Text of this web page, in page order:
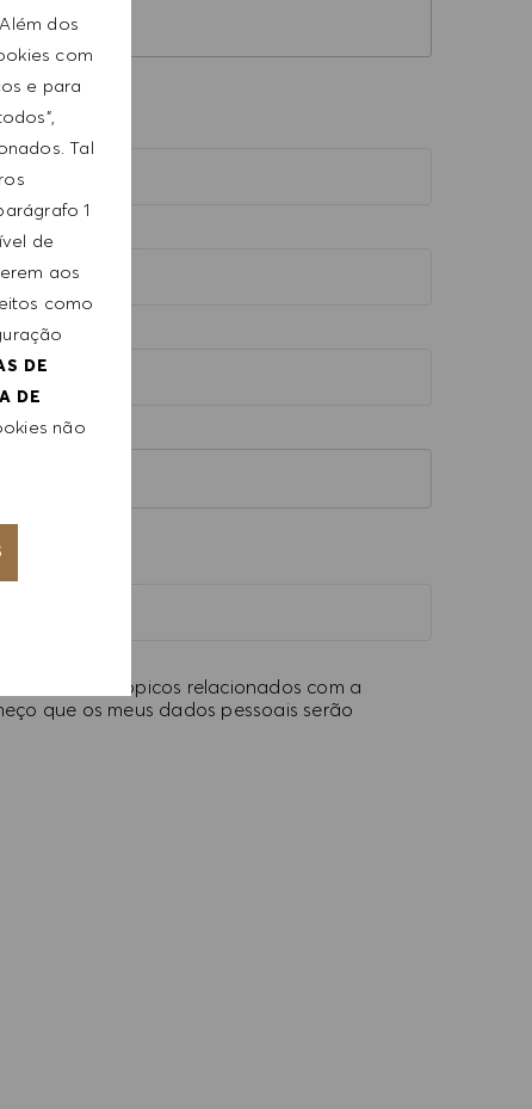
dos
com
e para
Tal
1
de
aos
como
DE
DE
não
e outros tópicos relacionados com a
que os meus dados pessoais serão